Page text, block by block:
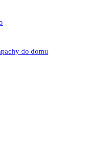
do domu